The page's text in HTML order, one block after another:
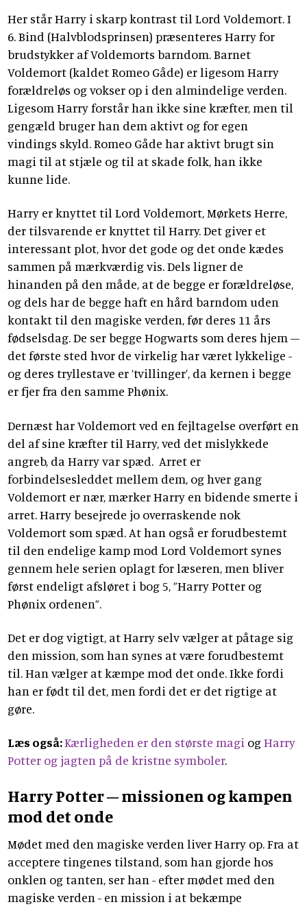
Her står Harry i skarp kontrast til Lord Voldemort. I
6. Bind (Halvblodsprinsen) præsenteres Harry for
brudstykker af Voldemorts barndom. Barnet
Voldemort (kaldet Romeo Gåde) er ligesom Harry
forældreløs og vokser op i den almindelige verden.
Ligesom Harry forstår han ikke sine kræfter, men til
gengæld bruger han dem aktivt og for egen
vindings skyld. Romeo Gåde har aktivt brugt sin
magi til at stjæle og til at skade folk, han ikke
kunne lide.
Harry er knyttet til Lord Voldemort, Mørkets Herre,
der tilsvarende er knyttet til Harry. Det giver et
interessant plot, hvor det gode og det onde kædes
sammen på mærkværdig vis. Dels ligner de
hinanden på den måde, at de begge er forældreløse,
og dels har de begge haft en hård barndom uden
kontakt til den magiske verden, før deres 11 års
fødselsdag. De ser begge Hogwarts som deres hjem –
det første sted hvor de virkelig har været lykkelige -
og deres tryllestave er ’tvillinger’, da kernen i begge
er fjer fra den samme Phønix.
Dernæst har Voldemort ved en fejltagelse overført en
del af sine kræfter til Harry, ved det mislykkede
angreb, da Harry var spæd. Arret er
forbindelsesleddet mellem dem, og hver gang
Voldemort er nær, mærker Harry en bidende smerte i
arret. Harry besejrede jo overraskende nok
Voldemort som spæd. At han også er forudbestemt
til den endelige kamp mod Lord Voldemort synes
gennem hele serien oplagt for læseren, men bliver
først endeligt afsløret i bog 5, ”Harry Potter og
Phønix ordenen”.
Det er dog vigtigt, at Harry selv vælger at påtage sig
den mission, som han synes at være forudbestemt
til. Han vælger at kæmpe mod det onde. Ikke fordi
han er født til det, men fordi det er det rigtige at
gøre.
Læs også:Kærligheden er den største magi ogHarry
Potter og jagten på de kristne symboler.
Harry Potter – missionen og kampen
mod det onde
Mødet med den magiske verden liver Harry op. Fra at
acceptere tingenes tilstand, som han gjorde hos
onklen og tanten, ser han - efter mødet med den
magiske verden - en mission i at bekæmpe